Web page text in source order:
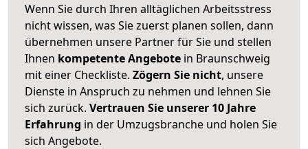
Wenn Sie durch Ihren alltäglichen Arbeitsstress
nicht wissen, was Sie zuerst planen sollen, dann
übernehmen unsere Partner für Sie und stellen
Ihnen kompetente Angebote in Braunschweig
mit einer Checkliste. Zögern Sie nicht, unsere
Dienste in Anspruch zu nehmen und lehnen Sie
sich zurück. Vertrauen Sie unserer 10 Jahre
Erfahrung in der Umzugsbranche und holen Sie
sich Angebote.